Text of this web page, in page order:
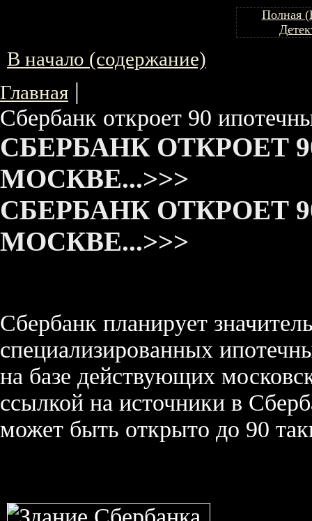
Полная
В начало (содержание)
Главная |
Сбербанк откроет 90
СБЕРБАНК ОТКРОЕТ
МОСКВЕ...>>>
СБЕРБАНК ОТКРОЕТ
МОСКВЕ...>>>
Сбербанк планирует
специализированных
на базе действующих
ссылкой на источники в
может быть открыто до 90